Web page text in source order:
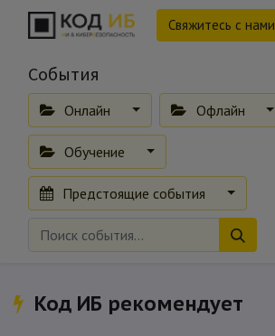
Свяжитесь с нами
События
Онлайн Офлайн
Обучение
Предстоящие события
Код ИБ рекомендует